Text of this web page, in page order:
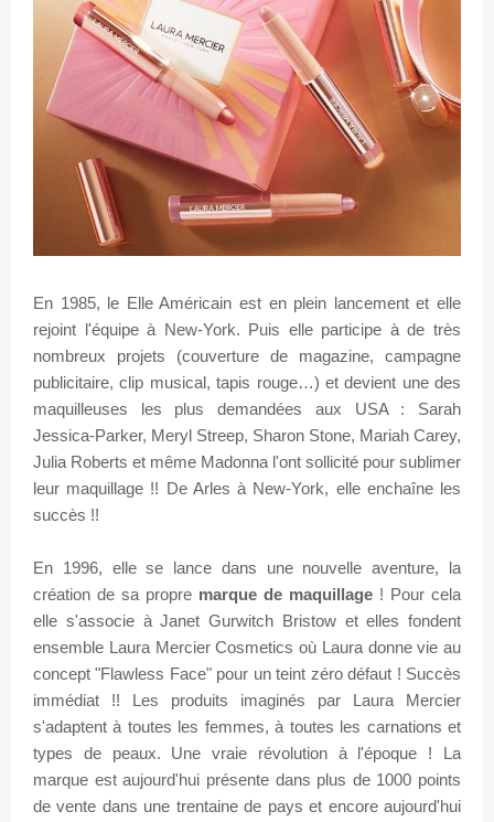
En 1985, le Elle Américain est en plein lancement et elle
rejoint l'équipe à New-York. Puis elle participe à de très
nombreux projets (couverture de magazine, campagne
publicitaire, clip musical, tapis rouge…) et devient une des
maquilleuses les plus demandées aux USA : Sarah
Jessica-Parker, Meryl Streep, Sharon Stone, Mariah Carey,
Julia Roberts et même Madonna l'ont sollicité pour sublimer
leur maquillage !! De Arles à New-York, elle enchaîne les
succès !!
En 1996, elle se lance dans une nouvelle aventure, la
création de sa propre marque de maquillage ! Pour cela
elle s'associe à Janet Gurwitch Bristow et elles fondent
ensemble Laura Mercier Cosmetics où Laura donne vie au
concept "Flawless Face" pour un teint zéro défaut ! Succès
immédiat !! Les produits imaginés par Laura Mercier
s'adaptent à toutes les femmes, à toutes les carnations et
types de peaux. Une vraie révolution à l'époque ! La
marque est aujourd'hui présente dans plus de 1000 points
de vente dans une trentaine de pays et encore aujourd'hui